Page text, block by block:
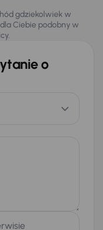
gdziekolwiek w
Ciebie podobny w
o